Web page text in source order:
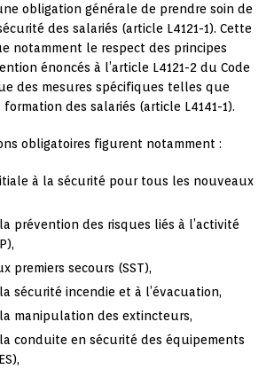
obligation générale de prendre soin de
des salariés (article L4121-1). Cette
notamment le respect des principes
énoncés à l’article L4121-2 du Code
des mesures spécifiques telles que
des salariés (article L4141-1).
obligatoires figurent notamment :
à la sécurité pour tous les nouveaux
prévention des risques liés à l’activité
premiers secours (SST),
sécurité incendie et à l’évacuation,
manipulation des extincteurs,
conduite en sécurité des équipements